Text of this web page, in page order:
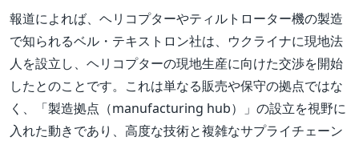
報道によれば、ヘリコプターやティルトローター機の製造
で知られるベル・テキストロン社は、ウクライナに現地法
人を設立し、ヘリコプターの現地生産に向けた交渉を開始
したとのことです。これは単なる販売や保守の拠点ではな
く、「製造拠点（manufacturing hub）」の設立を視野に
入れた動きであり、高度な技術と複雑なサプライチェーン